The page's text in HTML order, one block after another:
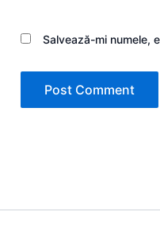
Salvează-mi numele,